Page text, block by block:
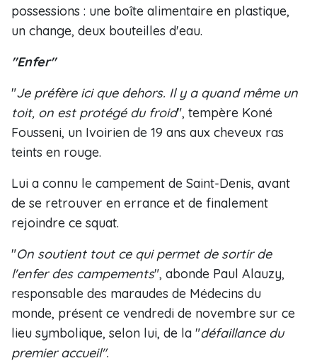
possessions : une boîte alimentaire en plastique,
un change, deux bouteilles d'eau.
"Enfer"
"Je préfère ici que dehors. Il y a quand même un
toit, on est protégé du froid", tempère Koné
Fousseni, un Ivoirien de 19 ans aux cheveux ras
teints en rouge.
Lui a connu le campement de Saint-Denis, avant
de se retrouver en errance et de finalement
rejoindre ce squat.
"On soutient tout ce qui permet de sortir de
l'enfer des campements", abonde Paul Alauzy,
responsable des maraudes de Médecins du
monde, présent ce vendredi de novembre sur ce
lieu symbolique, selon lui, de la "défaillance du
premier accueil".